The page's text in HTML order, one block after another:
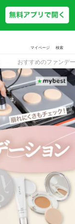
マイページ 検索
おすすめのファンデ